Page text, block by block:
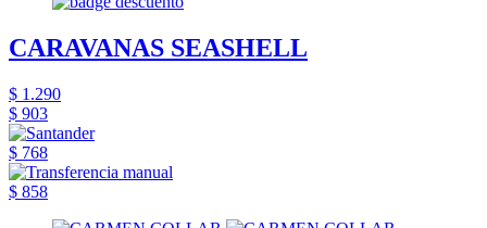
CARAVANAS SEASHELL
$ 1.290
$ 903
$ 768
$ 858